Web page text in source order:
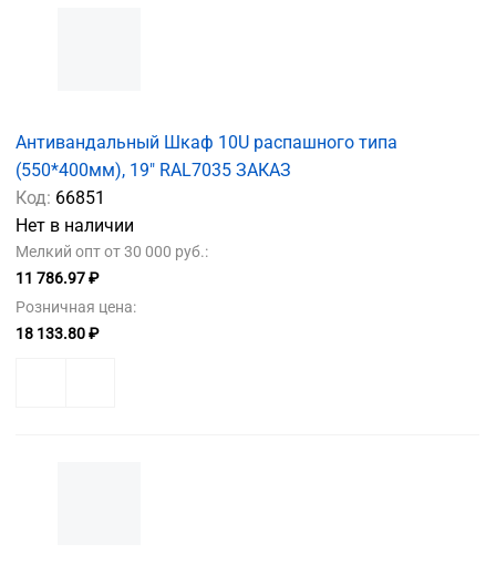
Антивандальный Шкаф 10U распашного типа
(550*400мм), 19" RAL7035 ЗАКАЗ
Код: 66851
Нет в наличии
Мелкий опт от 30 000 руб.:
11 786.97 ₽
Розничная цена:
18 133.80 ₽